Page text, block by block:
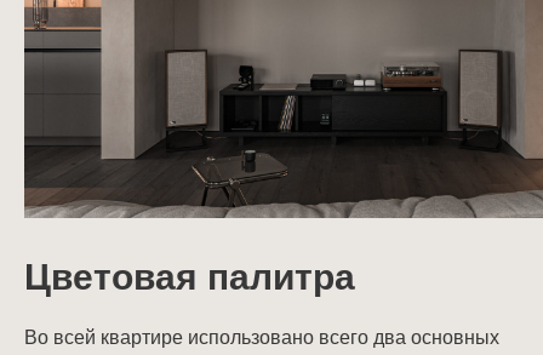
Цветовая палитра
Во всей квартире использовано всего два основных